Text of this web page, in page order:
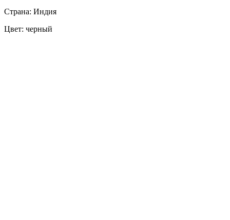
Страна: Индия
Цвет: черный